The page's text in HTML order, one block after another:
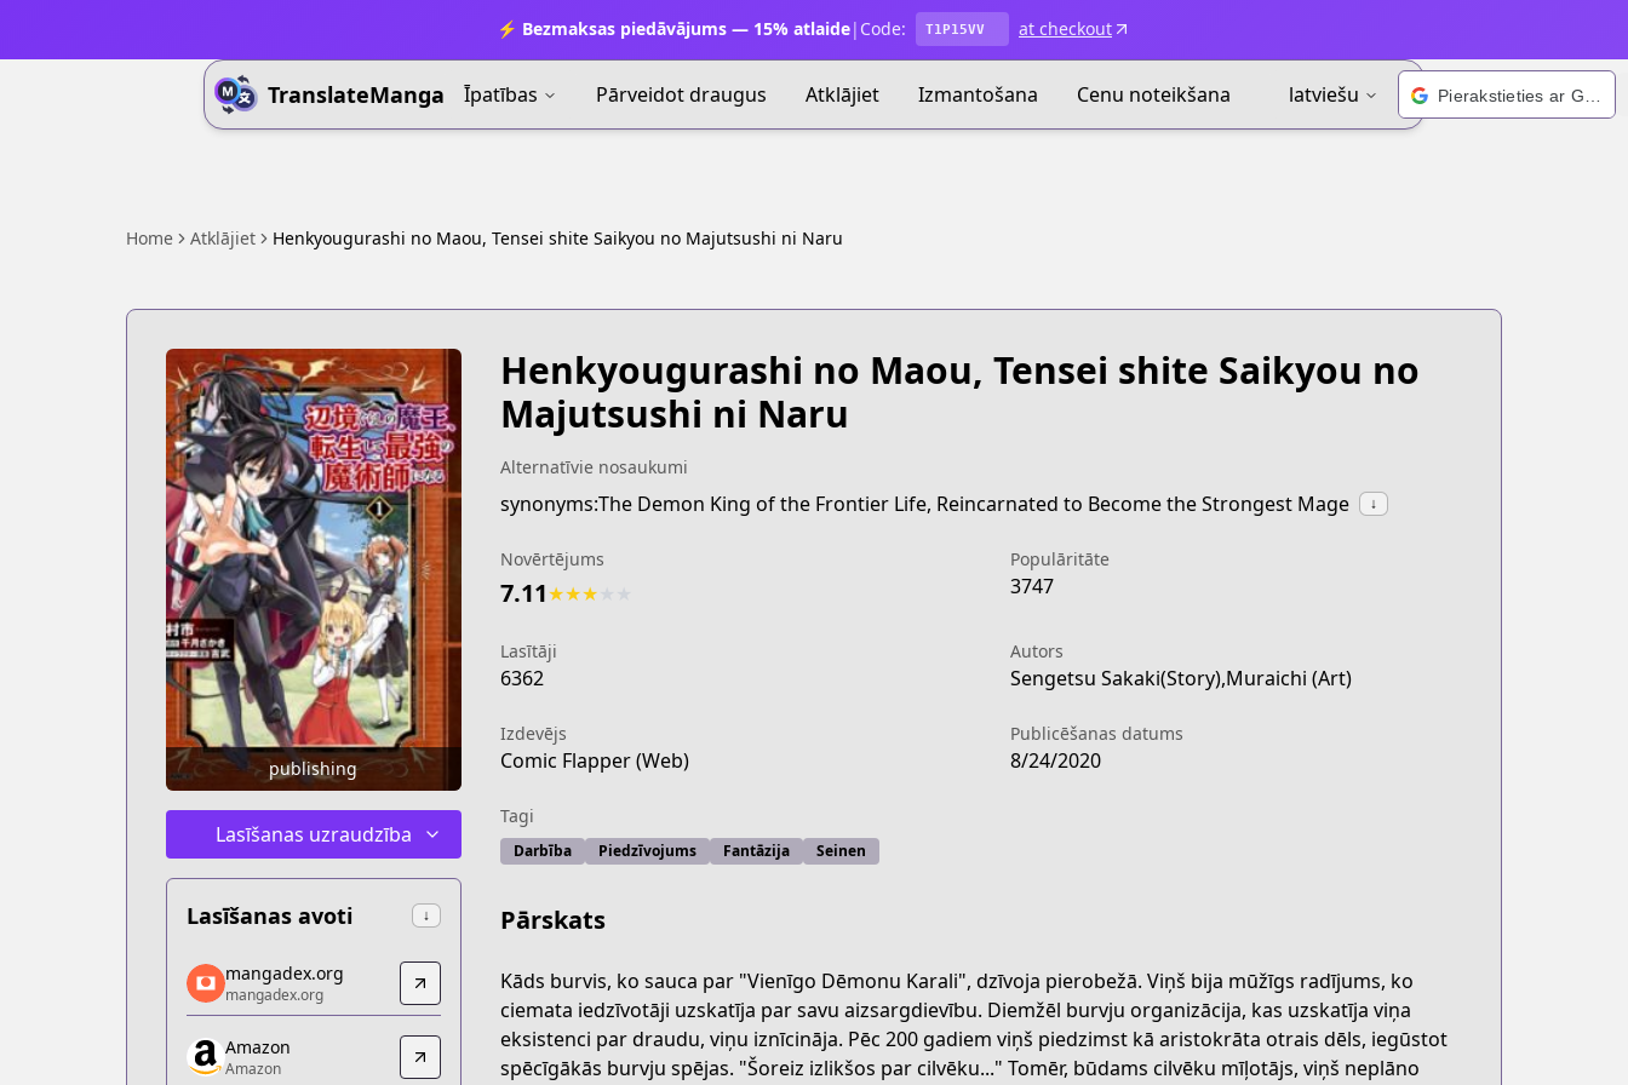
⚡ Bezmaksas piedāvājums — 15% atlaide| Code: T1P15VV at checkout
TranslateManga Īpatības Pārveidot draugus Atklājiet Izmantošana Cenu noteikšana latviešu
Home Atklājiet Henkyougurashi no Maou, Tensei shite Saikyou no Majutsushi ni Naru
publishing
Lasīšanas uzraudzība
Lasīšanas avoti ↓
mangadex.org
mangadex.org
https://mangadex.org/title/032f800d-d632-4442-8830-d037d616ead4
Amazon
mangadex.org
mangadex.org
Amazon
Amazon
Henkyougurashi no Maou, Tensei shite Saikyou no
Majutsushi ni Naru
Alternatīvie nosaukumi
synonyms:The Demon King of the Frontier Life, Reincarnated to Become the Strongest Mage ↓
Novērtējums
7.11★★★
Populāritāte
3747
Lasītāji
6362
Autors
Sengetsu Sakaki(Story),Muraichi (Art)
Izdevējs
Comic Flapper (Web)
Publicēšanas datums
8/24/2020
Tagi
Darbība Piedzīvojums Fantāzija Seinen
Pārskats
Kāds burvis, ko sauca par "Vienīgo Dēmonu Karali", dzīvoja pierobežā. Viņš bija mūžīgs radījums, ko
ciemata iedzīvotāji uzskatīja par savu aizsargdievību. Diemžēl burvju organizācija, kas uzskatīja viņa
eksistenci par draudu, viņu iznīcināja. Pēc 200 gadiem viņš piedzimst kā aristokrāta otrais dēls, iegūstot
spēcīgākās burvju spējas. "Šoreiz izlikšos par cilvēku..." Tomēr, būdams cilvēku mīļotājs, viņš neplāno